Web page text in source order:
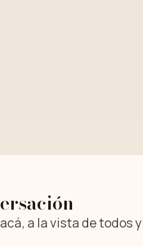
a la vista de todos